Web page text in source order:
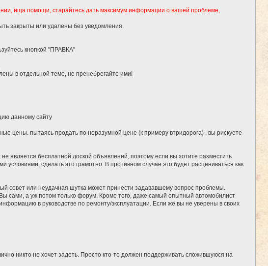
ища помощи, старайтесь дать максимум информации о вашей проблеме,
закрыты или удалены без уведомления.
кнопкой "ПРАВКА"
в отдельной теме, не пренебрегайте ими!
данному сайту
цены. пытаясь продать по неразумной цене (к примеру втридорога) , вы рискуете
является бесплатной доской объявлений, поэтому если вы хотите разместить
сделать это грамотно. В противном случае это будет расцениваться как
совет или неудачная шутка может принести задававшему вопрос проблемы.
сами, а уж потом только форум. Кроме того, даже самый опытный автомобилист
в руководстве по ремонту/эксплуатации. Если же вы не уверены в своих
никто не хочет задеть. Просто кто-то должен поддерживать сложившуюся на